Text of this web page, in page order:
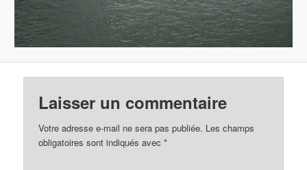
Laisser un commentaire
Votre adresse e-mail ne sera pas publiée. Les champs
obligatoires sont indiqués avec*